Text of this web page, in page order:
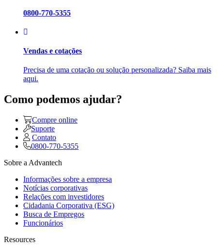
0800-770-5355
Vendas e cotações
Precisa de uma cotação ou solução personalizada? Saiba mais
aqui.
Como podemos ajudar?
Compre online
Suporte
Contato
0800-770-5355
Sobre a Advantech
Informações sobre a empresa
Notícias corporativas
Relações com investidores
Cidadania Corporativa (ESG)
Busca de Empregos
Funcionários
Resources